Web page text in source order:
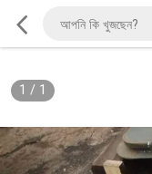
1 / 1